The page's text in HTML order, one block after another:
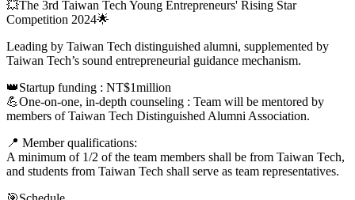
💥The 3rd Taiwan Tech Young Entrepreneurs' Rising Star
Competition 2024🌟
Leading by Taiwan Tech distinguished alumni, supplemented by
Taiwan Tech’s sound entrepreneurial guidance mechanism.
👑Startup funding : NT$1million
💪One-on-one, in-depth counseling : Team will be mentored by
members of Taiwan Tech Distinguished Alumni Association.
📍 Member qualifications:
A minimum of 1/2 of the team members shall be from Taiwan Tech,
and students from Taiwan Tech shall serve as team representatives.